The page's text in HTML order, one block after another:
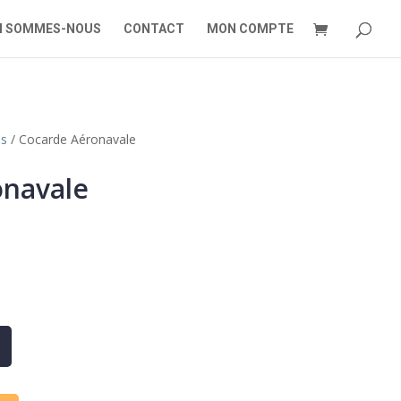
SOMMES-NOUS CONTACT MON COMPTE
/ Cocarde Aéronavale